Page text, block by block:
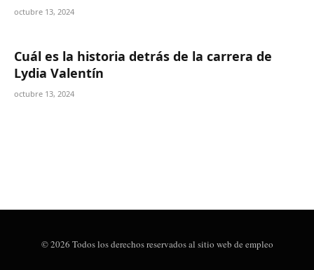
octubre 13, 2024
Cuál es la historia detrás de la carrera de
Lydia Valentín
octubre 13, 2024
© 2026 Todos los derechos reservados al sitio web de empleo